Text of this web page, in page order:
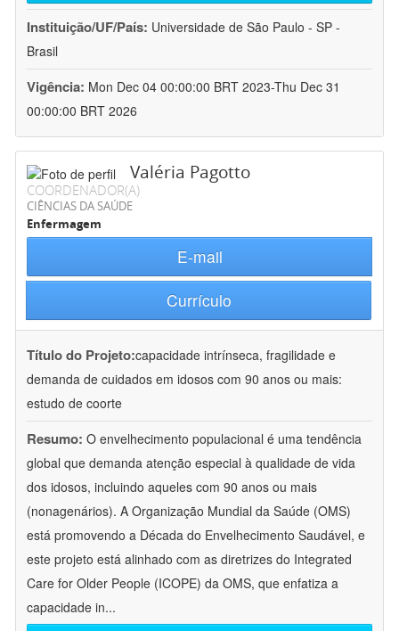
Instituição/UF/País: Universidade de São Paulo - SP -
Brasil
Vigência: Mon Dec 04 00:00:00 BRT 2023-Thu Dec 31
00:00:00 BRT 2026
Valéria Pagotto
COORDENADOR(A)
CIÊNCIAS DA SAÚDE
Enfermagem
E-mail
Currículo
Título do Projeto:capacidade intrínseca, fragilidade e
demanda de cuidados em idosos com 90 anos ou mais:
estudo de coorte
Resumo: O envelhecimento populacional é uma tendência
global que demanda atenção especial à qualidade de vida
dos idosos, incluindo aqueles com 90 anos ou mais
(nonagenários). A Organização Mundial da Saúde (OMS)
está promovendo a Década do Envelhecimento Saudável, e
este projeto está alinhado com as diretrizes do Integrated
Care for Older People (ICOPE) da OMS, que enfatiza a
capacidade in...